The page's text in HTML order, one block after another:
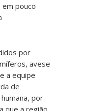
em pouco
por
avese
a equipe
de
por
que a região